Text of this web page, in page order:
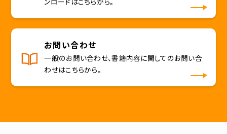
ンロードはこちらから。
お問い合わせ
一般のお問い合わせ、書籍内容に関してのお問い合
わせはこちらから。